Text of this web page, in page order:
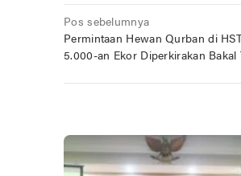
Navigasi
pos
Pos sebelumnya
Permintaan Hewan Qurban di
5.000-an Ekor Diperkirakan Bakal